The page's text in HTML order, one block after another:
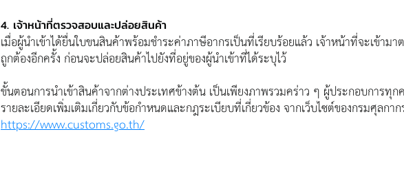
4. เจ้าหน้าที่ตรวจสอบและปล่อยสินค้า
เมื่อผู้นำเข้าได้ยื่นใบขนสินค้าพร้อมชำระค่าภาษีอากรเป็นที่เรียบร้อยแล้ว เจ้าหน้าที่จะเข้าม
ถูกต้องอีกครั้ง ก่อนจะปล่อยสินค้าไปยังที่อยู่ของผู้นำเข้าที่ได้ระบุไว้
ขั้นตอนการนำเข้าสินค้าจากต่างประเทศข้างต้น เป็นเพียงภาพรวมคร่าว ๆ ผู้ประกอบการทุก
รายละเอียดเพิ่มเติมเกี่ยวกับข้อกำหนดและกฎระเบียบที่เกี่ยวข้อง จากเว็บไซต์ของกรมศุลกาก
https://www.customs.go.th/